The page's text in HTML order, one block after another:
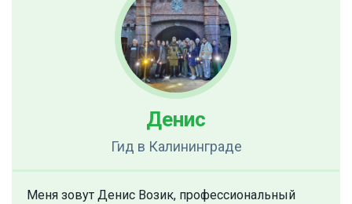
Денис
Гид в Калининграде
Меня зовут Денис Возик, профессиональный